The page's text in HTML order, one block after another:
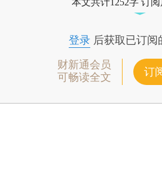
本文共计1252字 订
登录后获取已订阅
财新通会员
可畅读全文
订